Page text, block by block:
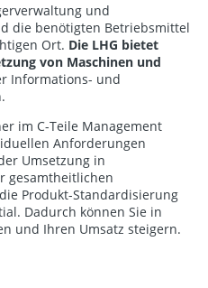
und
die benötigten Betriebsmittel
Ort. Die LHG bietet
von Maschinen und
Informations- und
im C-Teile Management
Anforderungen
Umsetzung in
gesamtheitlichen
Produkt-Standardisierung
Dadurch können Sie in
und Ihren Umsatz steigern.